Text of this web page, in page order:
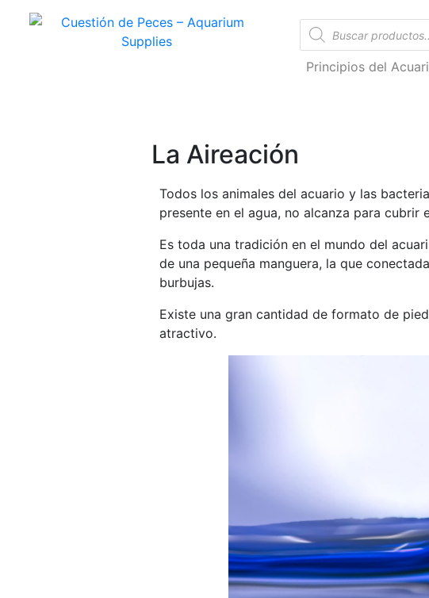
Principios del
La Aireación
Todos los animales del acuario y las
presente en el agua, no alcanza para cubrir
Es toda una tradición en el mundo del
de una pequeña manguera, la que
burbujas.
Existe una gran cantidad de formato de
atractivo.